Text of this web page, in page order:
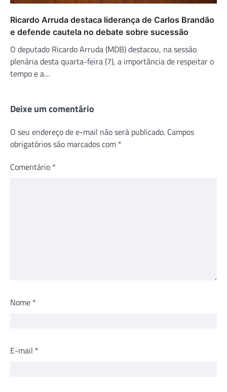
Ricardo Arruda destaca liderança de Carlos Brandão
e defende cautela no debate sobre sucessão
O deputado Ricardo Arruda (MDB) destacou, na sessão
plenária desta quarta-feira (7), a importância de respeitar o
tempo e a…
Deixe um comentário
O seu endereço de e-mail não será publicado. Campos
obrigatórios são marcados com *
Comentário *
Nome *
E-mail *